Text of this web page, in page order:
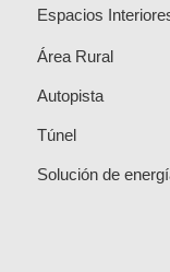
Espacios
Área Rural
Autopista
Túnel
Solución de